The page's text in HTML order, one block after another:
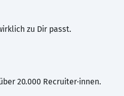
zu Dir passt.
20.000 Recruiter·innen.